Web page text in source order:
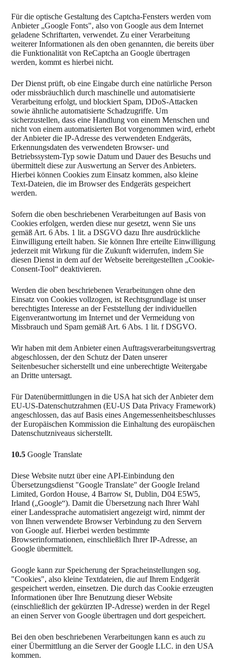
Für die optische Gestaltung des Captcha-Fensters werden vom
Anbieter „Google Fonts", also von Google aus dem Internet
geladene Schriftarten, verwendet. Zu einer Verarbeitung
weiterer Informationen als den oben genannten, die bereits über
die Funktionalität von ReCaptcha an Google übertragen
werden, kommt es hierbei nicht.
Der Dienst prüft, ob eine Eingabe durch eine natürliche Person
oder missbräuchlich durch maschinelle und automatisierte
Verarbeitung erfolgt, und blockiert Spam, DDoS-Attacken
sowie ähnliche automatisierte Schadzugriffe. Um
sicherzustellen, dass eine Handlung von einem Menschen und
nicht von einem automatisierten Bot vorgenommen wird, erhebt
der Anbieter die IP-Adresse des verwendeten Endgeräts,
Erkennungsdaten des verwendeten Browser- und
Betriebssystem-Typ sowie Datum und Dauer des Besuchs und
übermittelt diese zur Auswertung an Server des Anbieters.
Hierbei können Cookies zum Einsatz kommen, also kleine
Text-Dateien, die im Browser des Endgeräts gespeichert
werden.
Sofern die oben beschriebenen Verarbeitungen auf Basis von
Cookies erfolgen, werden diese nur gesetzt, wenn Sie uns
gemäß Art. 6 Abs. 1 lit. a DSGVO dazu Ihre ausdrückliche
Einwilligung erteilt haben. Sie können Ihre erteilte Einwilligung
jederzeit mit Wirkung für die Zukunft widerrufen, indem Sie
diesen Dienst in dem auf der Webseite bereitgestellten „Cookie-
Consent-Tool“ deaktivieren.
Werden die oben beschriebenen Verarbeitungen ohne den
Einsatz von Cookies vollzogen, ist Rechtsgrundlage ist unser
berechtigtes Interesse an der Feststellung der individuellen
Eigenverantwortung im Internet und der Vermeidung von
Missbrauch und Spam gemäß Art. 6 Abs. 1 lit. f DSGVO.
Wir haben mit dem Anbieter einen Auftragsverarbeitungsvertrag
abgeschlossen, der den Schutz der Daten unserer
Seitenbesucher sicherstellt und eine unberechtigte Weitergabe
an Dritte untersagt.
Für Datenübermittlungen in die USA hat sich der Anbieter dem
EU-US-Datenschutzrahmen (EU-US Data Privacy Framework)
angeschlossen, das auf Basis eines Angemessenheitsbeschlusses
der Europäischen Kommission die Einhaltung des europäischen
Datenschutzniveaus sicherstellt.
10.5 Google Translate
Diese Website nutzt über eine API-Einbindung den
Übersetzungsdienst "Google Translate" der Google Ireland
Limited, Gordon House, 4 Barrow St, Dublin, D04 E5W5,
Irland („Google“). Damit die Übersetzung nach Ihrer Wahl
einer Landessprache automatisiert angezeigt wird, nimmt der
von Ihnen verwendete Browser Verbindung zu den Servern
von Google auf. Hierbei werden bestimmte
Browserinformationen, einschließlich Ihrer IP-Adresse, an
Google übermittelt.
Google kann zur Speicherung der Spracheinstellungen sog.
"Cookies", also kleine Textdateien, die auf Ihrem Endgerät
gespeichert werden, einsetzen. Die durch das Cookie erzeugten
Informationen über Ihre Benutzung dieser Website
(einschließlich der gekürzten IP-Adresse) werden in der Regel
an einen Server von Google übertragen und dort gespeichert.
Bei den oben beschriebenen Verarbeitungen kann es auch zu
einer Übermittlung an die Server der Google LLC. in den USA
kommen.